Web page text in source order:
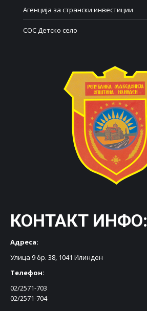
Агенција за странски инвестиции
СОС Детско село
КОНТАКТ ИНФО:
Адреса:
Улица 9 бр. 38, 1041 Илинден
Телефон:
02/2571-703
02/2571-704